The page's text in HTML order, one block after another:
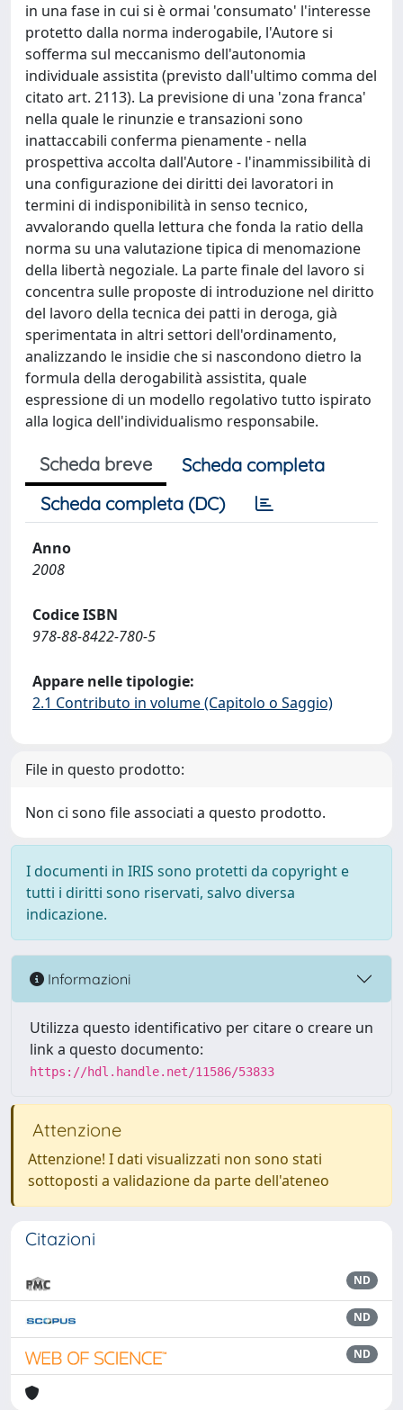
in una fase in cui si è ormai 'consumato' l'interesse
protetto dalla norma inderogabile, l'Autore si
sofferma sul meccanismo dell'autonomia
individuale assistita (previsto dall'ultimo comma del
citato art. 2113). La previsione di una 'zona franca'
nella quale le rinunzie e transazioni sono
inattaccabili conferma pienamente - nella
prospettiva accolta dall'Autore - l'inammissibilità di
una configurazione dei diritti dei lavoratori in
termini di indisponibilità in senso tecnico,
avvalorando quella lettura che fonda la ratio della
norma su una valutazione tipica di menomazione
della libertà negoziale. La parte finale del lavoro si
concentra sulle proposte di introduzione nel diritto
del lavoro della tecnica dei patti in deroga, già
sperimentata in altri settori dell'ordinamento,
analizzando le insidie che si nascondono dietro la
formula della derogabilità assistita, quale
espressione di un modello regolativo tutto ispirato
alla logica dell'individualismo responsabile.
Scheda breve
Scheda completa
Scheda completa (DC)
Anno
2008
Codice ISBN
978-88-8422-780-5
Appare nelle tipologie:
2.1 Contributo in volume (Capitolo o Saggio)
File in questo prodotto:
Non ci sono file associati a questo prodotto.
I documenti in IRIS sono protetti da copyright e
tutti i diritti sono riservati, salvo diversa
indicazione.
Informazioni
Utilizza questo identificativo per citare o creare un
link a questo documento:
https://hdl.handle.net/11586/53833
Attenzione
Attenzione! I dati visualizzati non sono stati
sottoposti a validazione da parte dell'ateneo
Citazioni
ND
ND
ND